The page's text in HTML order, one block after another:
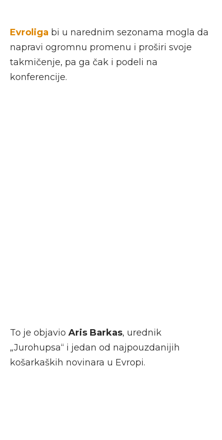
Evroliga bi u narednim sezonama mogla da
napravi ogromnu promenu i proširi svoje
takmičenje, pa ga čak i podeli na
konferencije.
To je objavio Aris Barkas, urednik
„Jurohupsa“ i jedan od najpouzdanijih
košarkaških novinara u Evropi.